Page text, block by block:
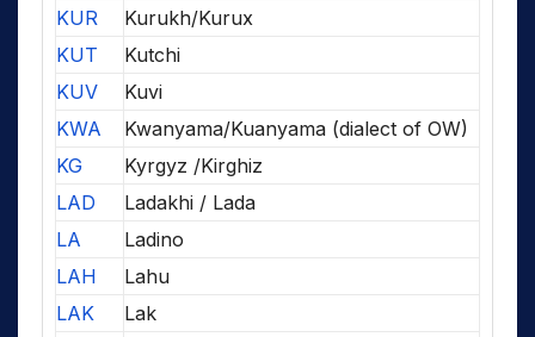
KUR
Kurukh/Kurux
KUT
Kutchi
KUV
Kuvi
KWA
Kwanyama/Kuanyama (dialect of OW)
KG
Kyrgyz /Kirghiz
LAD
Ladakhi / Lada
LA
Ladino
LAH
Lahu
LAK
Lak